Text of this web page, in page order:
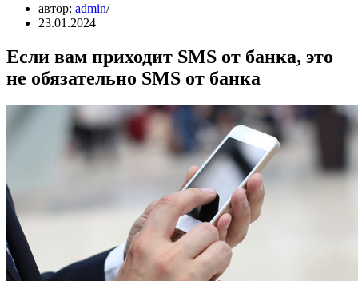
автор: admin
23.01.2024
Если вам приходит SMS от банка, это
не обязательно SMS от банка